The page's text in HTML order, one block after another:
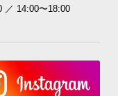
／ 14:00〜18:00